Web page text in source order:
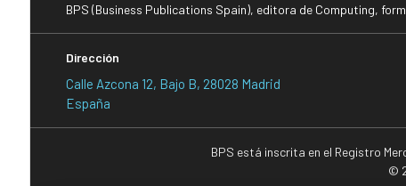
BPS (Business Publications Spain), editora de Computing,
Dirección
Calle Azcona 12, Bajo B, 28028 Madrid
España
BPS está inscrita en el Registro
©